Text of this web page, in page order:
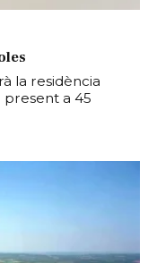
la residència
present a 45